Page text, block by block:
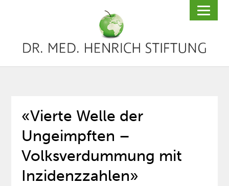
«Vierte Welle der
Ungeimpften –
Volksverdummung mit
Inzidenzzahlen»